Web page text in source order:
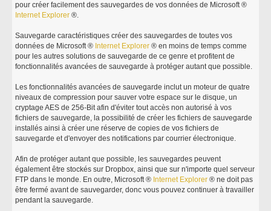
pour créer facilement des sauvegardes de vos données de Microsoft ®
Internet Explorer ®.
Sauvegarde caractéristiques créer des sauvegardes de toutes vos
données de Microsoft ® Internet Explorer ® en moins de temps comme
pour les autres solutions de sauvegarde de ce genre et profitent de
fonctionnalités avancées de sauvegarde à protéger autant que possible.
Les fonctionnalités avancées de sauvegarde inclut un moteur de quatre
niveaux de compression pour sauver votre espace sur le disque, un
cryptage AES de 256-Bit afin d'éviter tout accès non autorisé à vos
fichiers de sauvegarde, la possibilité de créer les fichiers de sauvegarde
installés ainsi à créer une réserve de copies de vos fichiers de
sauvegarde et d'envoyer des notifications par courrier électronique.
Afin de protéger autant que possible, les sauvegardes peuvent
également être stockés sur Dropbox, ainsi que sur n'importe quel serveur
FTP dans le monde. En outre, Microsoft ® Internet Explorer ® ne doit pas
être fermé avant de sauvegarder, donc vous pouvez continuer à travailler
pendant la sauvegarde.